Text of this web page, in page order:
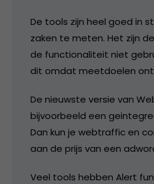
De tools zijn heel goed in
zaken te meten. Het zijn
de functionaliteit niet
dit omdat meetdoelen
De nieuwste versie van
bijvoorbeeld een
Dan kun je webtraffic en
aan de prijs van een
Veel tools hebben Alert